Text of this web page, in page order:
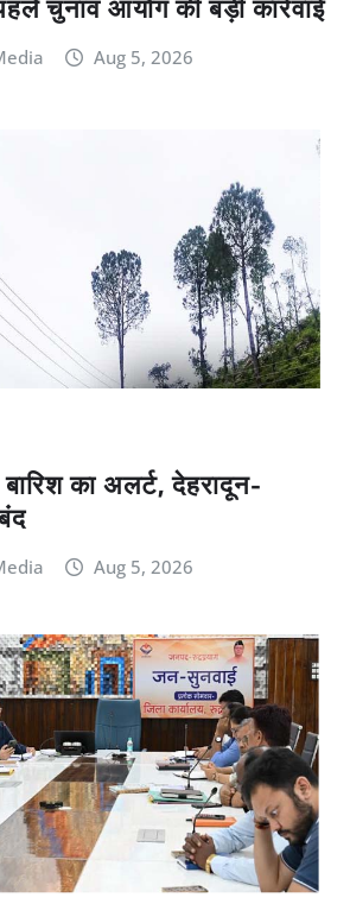
Aug 5, 2026
का अलर्ट, देहरादून-
Aug 5, 2026